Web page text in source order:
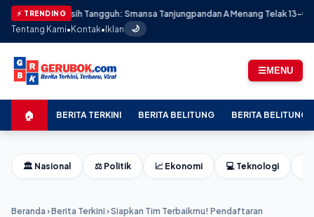
⚡ TRENDING
Masih Tangguh: Smansa Tanjungpandan A Menang Telak 13-0 atas
Tentang Kami•Kontak•Iklan 🌙
☰MENU
🏠 BERITA TERKINI BERITA BELITUNG BERITA BELITUNG
🏛️ Nasional ⚖️ Politik 📈 Ekonomi 💻 Teknologi
Beranda ›Berita Terkini ›Siapkan Tim Terbaikmu! Pendaftaran